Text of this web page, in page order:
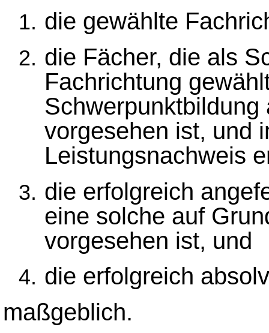
die gewählte
die Fächer, die als
Fachrichtung
vorgesehen ist, und
Leistungsnachweis
die erfolgreich
eine solche auf
vorgesehen ist, und
die erfolgreich
maßgeblich.